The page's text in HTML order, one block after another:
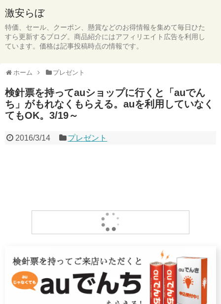
激安らぼ
特価、セール、クーポン、懸賞などのお得情報を集めて毎日ひた
すら更新するブログ。商品紹介にはアフィリエイト広告を利用し
ています。価格は記事投稿時点の情報です。
ホーム プレゼント
検針票を持ってauショップに行くと「auでん
ち」がもれなくもらえる。auを利用していなく
てもOK。3/19～
2016/3/14 プレゼント